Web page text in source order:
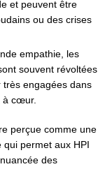
et peuvent être
ou des crises
empathie, les
souvent révoltées
très engagées dans
à cœur.
perçue comme une
permet aux HPI
des